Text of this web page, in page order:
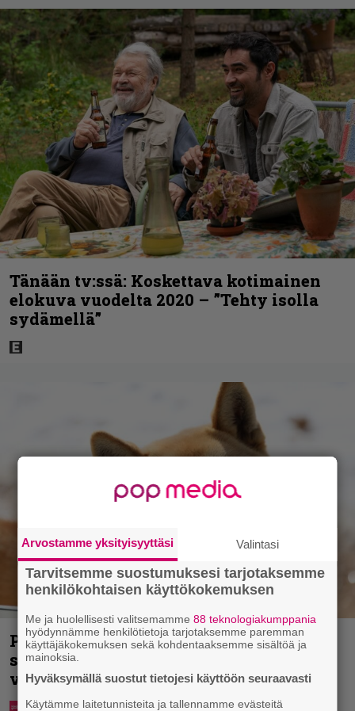
Tänään tv:ssä: Koskettava kotimainen
elokuva vuodelta 2020 – ”Tehty isolla
sydämellä”
Pohjois-Korea neuvoo kansalaisiaan
selviämään helteistä syömällä
viilentävää koiraa
Arvostamme yksityisyyttäsi Valintasi
Tarvitsemme suostumuksesi tarjotaksemme
henkilökohtaisen käyttökokemuksen
Me ja huolellisesti valitsemamme88 teknologiakumppania
hyödynnämme henkilötietoja tarjotaksemme paremman
käyttäjäkokemuksen sekä kohdentaaksemme sisältöä ja
mainoksia.
Hyväksymällä suostut tietojesi käyttöön seuraavasti
Käytämme laitetunnisteita ja tallennamme evästeitä